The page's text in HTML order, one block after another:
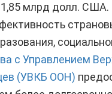
млрд долл. США.
с Управлением
(УВКБ ООН)